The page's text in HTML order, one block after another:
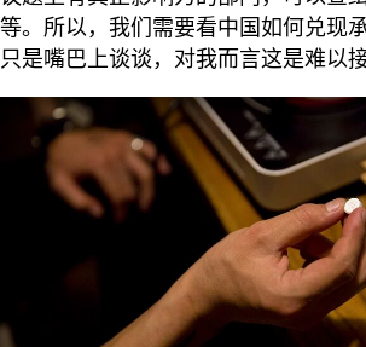
等。所以，我们需要看中国如何兑现
只是嘴巴上谈谈，对我而言这是难以